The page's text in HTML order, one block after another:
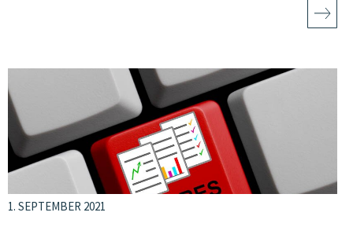
1. SEPTEMBER 2021